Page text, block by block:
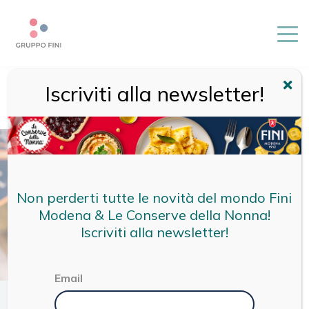
RICETTE/RICETTE FINI /RAVIOLI AL BRASATO CON
CARCIOFI PREZZEMOLATI
Iscriviti alla newsletter!
Non perderti tutte le novità del mondo Fini
Modena & Le Conserve della Nonna!
Iscriviti alla newsletter!
Email